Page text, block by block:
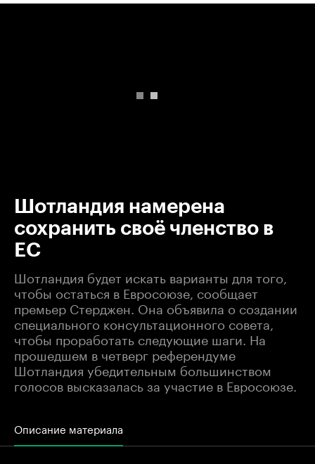
Шотландия намерена
сохранить своё членство в
ЕС
Шотландия будет искать варианты для того,
чтобы остаться в Евросоюзе, сообщает
премьер Стерджен. Она объявила о создании
специального консультационного совета,
чтобы проработать следующие шаги. На
прошедшем в четверг референдуме
Шотландия убедительным большинством
голосов высказалась за участие в Евросоюзе.
Описание материала